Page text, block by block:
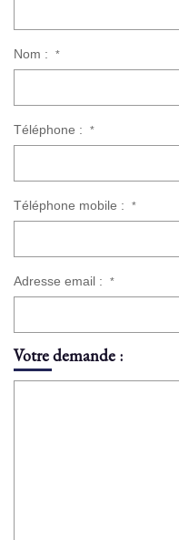
Nom : *
Téléphone : *
Téléphone mobile : *
Adresse email : *
Votre demande :